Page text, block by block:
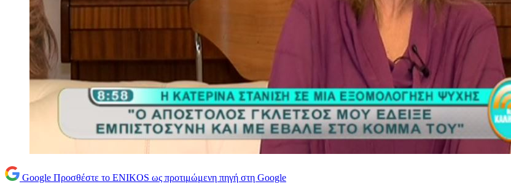
Google Προσθέστε το ENIKOS ως προτιμώμενη πηγή στη Google